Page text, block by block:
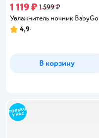
1 119 ₽ 1 599 ₽
Увлажнитель ночник BabyGo
Рейтинг:
4,9
В корзину